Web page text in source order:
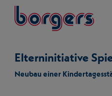
springe zum Hauptinhalt
Borgers
Elterninitiative
Neubau einer